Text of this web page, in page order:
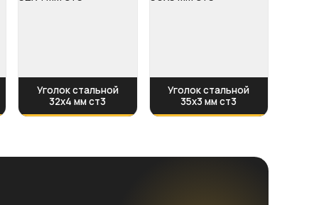
Уголок стальной
32х4 мм ст3
Уголок стальной
35х3 мм ст3